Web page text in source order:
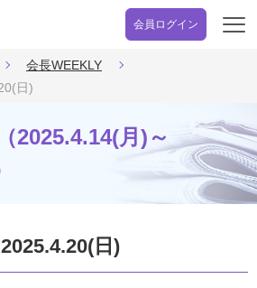
会員ログイン
開
会長WEEKLY
日)
2025.4.14(月)～
日)